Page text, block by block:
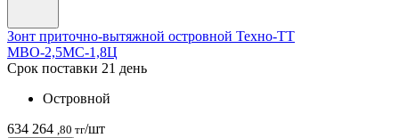
Зонт приточно-вытяжной островной Техно-ТТ
МВО-2,5МС-1,8Ц
Срок поставки 21 день
Островной
634 264 ,80 тг/шт